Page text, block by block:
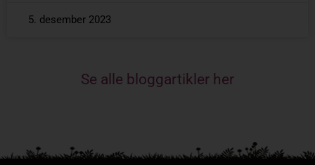
5. desember 2023
Se alle bloggartikler her